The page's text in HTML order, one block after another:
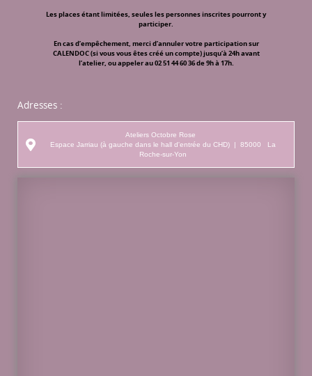
Les places étant limitées, seules les personnes inscrites pourront y
participer.
En cas d’empêchement, merci d’annuler votre participation sur
CALENDOC (si vous vous êtes créé un compte) jusqu’à 24h avant
l’atelier, ou appeler au 02 51 44 60 36 de 9h à 17h.
Adresses :
Ateliers Octobre Rose
Espace Jarriau (à gauche dans le hall d'entrée du CHD)| 85000
La
Roche-sur-Yon